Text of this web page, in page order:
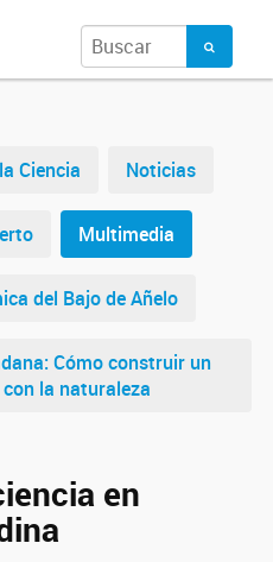
Ciencia Noticias
Multimedia
del Bajo de Añelo
Cómo construir un
la naturaleza
en